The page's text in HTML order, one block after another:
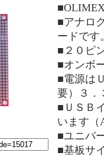
■アナロ
ードです
■２０ピ
■オンボ
■電源は
要）３．
■ＵＳＢ
います（
■ユニバ
■基板サ